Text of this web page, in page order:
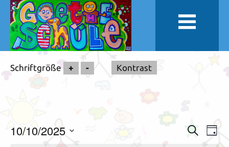
Schriftgröße + - Kontrast
Suche
Suche
Tag
10/10/2025